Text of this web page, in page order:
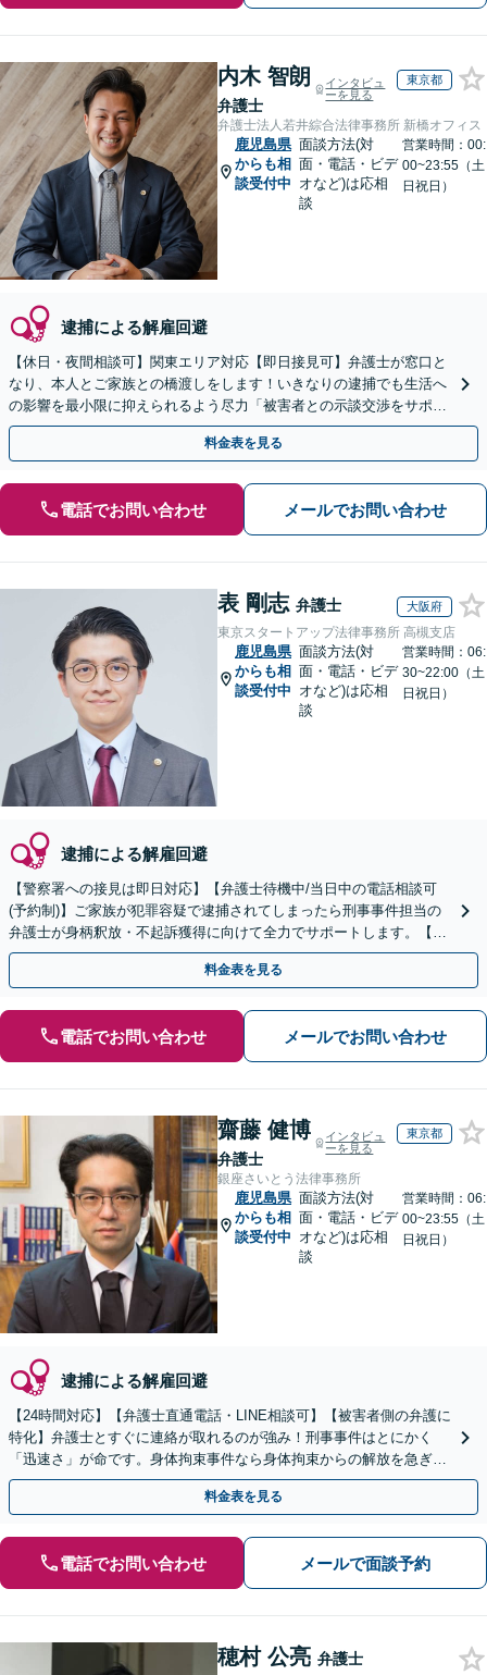
内木 智朗
弁護士
インタビュ
ーを見る
東京都
弁護士法人若井綜合法律事務所 新橋オフィス
鹿児島県
からも相
談受付中
面談方法(対
面・電話・ビデ
オなど)は応相
談
営業時間：00:
00~23:55（土
日祝日）
逮捕による解雇回避
【休日・夜間相談可】関東エリア対応【即日接見可】弁護士が窓口と
なり、本人とご家族との橋渡しをします！いきなりの逮捕でも生活へ
の影響を最小限に抑えられるよう尽力「被害者との示談交渉をサポー
ト」「任意取調べにも対応」
料金表を見る
電話でお問い合わせ メールでお問い合わせ
表 剛志 弁護士 大阪府
東京スタートアップ法律事務所 高槻支店
鹿児島県
からも相
談受付中
面談方法(対
面・電話・ビデ
オなど)は応相
談
営業時間：06:
30~22:00（土
日祝日）
逮捕による解雇回避
【警察署への接見は即日対応】【弁護士待機中/当日中の電話相談可
(予約制)】ご家族が犯罪容疑で逮捕されてしまったら刑事事件担当の
弁護士が身柄釈放・不起訴獲得に向けて全力でサポートします。【毎
月100名以上の相談実績】【全国対応】
料金表を見る
電話でお問い合わせ メールでお問い合わせ
齋藤 健博
弁護士
インタビュ
ーを見る
東京都
銀座さいとう法律事務所
鹿児島県
からも相
談受付中
面談方法(対
面・電話・ビデ
オなど)は応相
談
営業時間：06:
00~23:55（土
日祝日）
逮捕による解雇回避
【24時間対応】【弁護士直通電話・LINE相談可】【被害者側の弁護に
特化】弁護士とすぐに連絡が取れるのが強み！刑事事件はとにかく
「迅速さ」が命です。身体拘束事件なら身体拘束からの解放を急ぎま
す。示談交渉はお任せください。
料金表を見る
電話でお問い合わせ メールで面談予約
穂村 公亮 弁護士